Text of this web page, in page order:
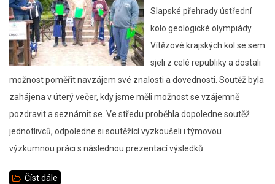
nastrčí
permoníka
Slapské přehrady ústřední
kolo geologické olympiády.
Vítězové krajských kol se sem
sjeli z celé republiky a dostali
možnost poměřit navzájem své znalosti a dovednosti. Soutěž byla
zahájena v úterý večer, kdy jsme měli možnost se vzájemně
pozdravit a seznámit se. Ve středu proběhla dopoledne soutěž
jednotlivců, odpoledne si soutěžící vyzkoušeli i týmovou
výzkumnou práci s následnou prezentací výsledků.
Číst dále